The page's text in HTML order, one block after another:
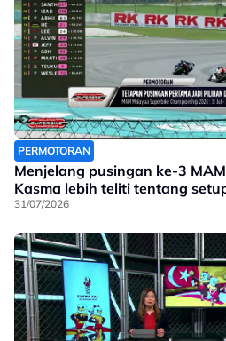
PERMOTORAN
Menjelang pusingan ke-3
Kasma lebih teliti tentang
31/07/2026